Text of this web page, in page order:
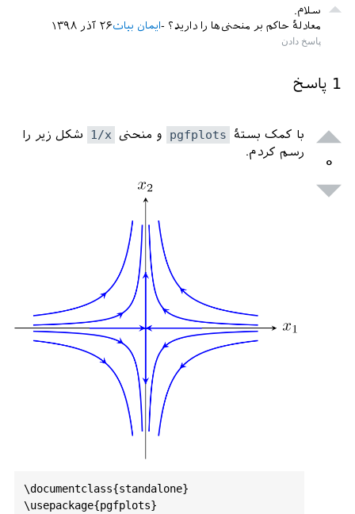
سلام.
معادلهٔ حاکم بر منحنی‌ها را دارید؟
۲۶ آذر ۱۳۹۸ایمان بیات
1 پاسخ
۰
با کمک بستهٔ pgfplots و منحنی 1/x شکل زیر را
رسم کردم.
\documentclass{standalone}
\usepackage{pgfplots}